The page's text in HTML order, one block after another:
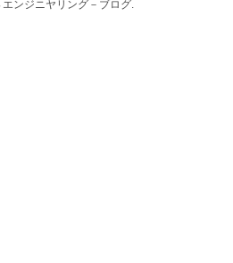
ンジニヤリング－ブログ.